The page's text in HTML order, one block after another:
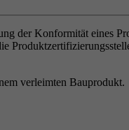
der Konformität eines